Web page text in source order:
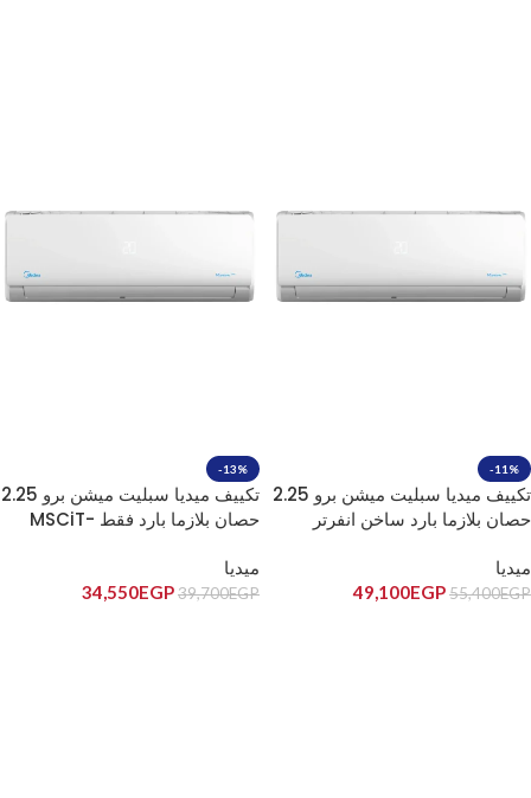
-11%
تكييف ميديا سبليت ميشن برو 2.25
حصان بلازما بارد ساخن انفرتر
ميديا
55,400EGP
49,100EGP
-13%
تكييف ميديا سبليت ميشن برو 2.25
حصان بلازما بارد فقط MSCiT-
ميديا
39,700EGP
34,550EGP